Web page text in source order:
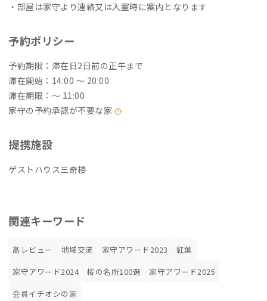
・部屋は家守より連絡又は入室時に案内となります
予約ポリシー
予約期限：滞在日2日前の正午まで
滞在開始：14:00 〜 20:00
滞在期限：〜 11:00
家守の予約承認が不要な家
提携施設
ゲストハウス三奇楼
関連キーワード
高レビュー 地域交流 家守アワード2023
紅葉
家守アワード2024
桜の名所100選
家守アワード2025
会員イチオシの家